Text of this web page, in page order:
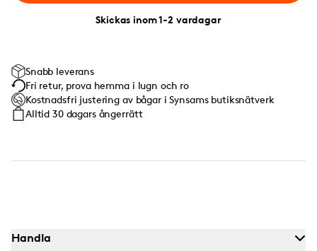
Skickas inom 1-2 vardagar
Snabb leverans
Fri retur, prova hemma i lugn och ro
Kostnadsfri justering av bågar i Synsams butiksnätverk
Alltid 30 dagars ångerrätt
Handla